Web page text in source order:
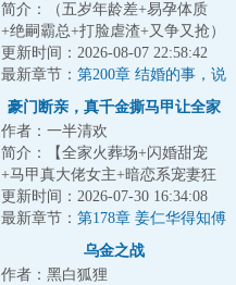
简介：（五岁年龄差+易孕体质
+绝嗣霸总+打脸虐渣+又争又抢）
&lt;br/&gt;姜南偷听舅舅和男友的
谈话才得知...
更新时间：2026-08-07 22:58:42
最新章节： 第200章 结婚的事，说
不说
豪门断亲，真千金撕马甲让全家
跪悔
作者：一半清欢
简介：【全家火葬场+闪婚甜宠
+马甲真大佬女主+暗恋系宠妻狂
魔男主】姜霏上辈子活得窝囊，
死的凄惨，亲爹...
更新时间：2026-07-30 16:34:08
最新章节： 第178章 姜仁华得知傅
乌金之战
作者：黑白狐狸